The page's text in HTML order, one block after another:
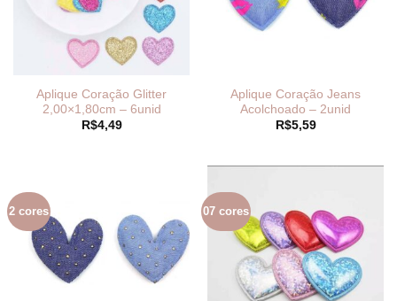
Aplique Coração Glitter
2,00×1,80cm – 6unid
R$4,49
Aplique Coração Jeans
Acolchoado – 2unid
R$5,59
2 cores 07 cores